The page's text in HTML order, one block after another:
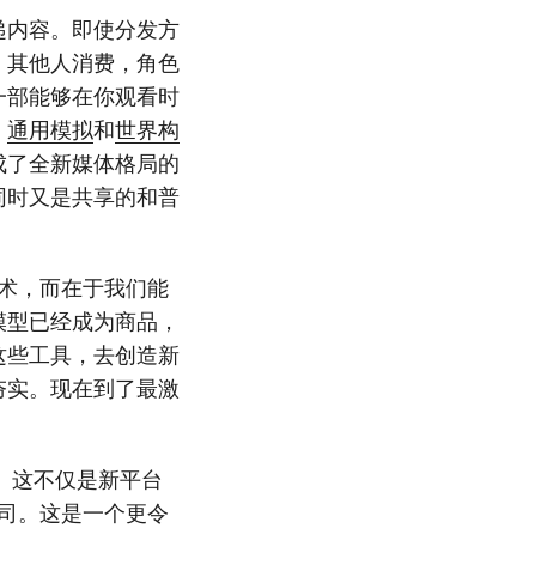
容。即使分发方
他人消费，角色
能够在你观看时
通用模拟和世界构
全新媒体格局的
又是共享的和普
，而在于我们能
已经成为商品，
工具，去创造新
。现在到了最激
这不仅是新平台
。这是一个更令